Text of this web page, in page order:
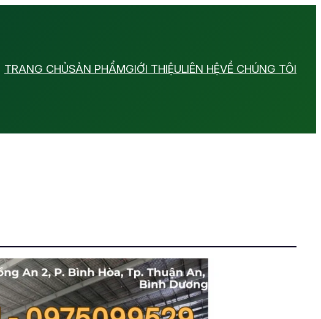
TRANG CHỦSẢN PHẨMGIỚI THIỆULIÊN HỆVỀ CHÚNG TÔI